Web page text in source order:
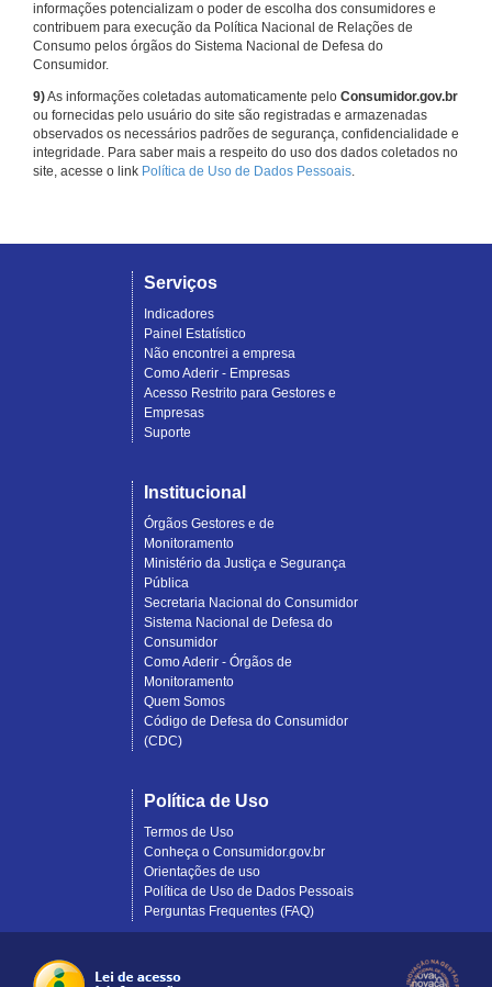
informações potencializam o poder de escolha dos consumidores e
contribuem para execução da Política Nacional de Relações de
Consumo pelos órgãos do Sistema Nacional de Defesa do
Consumidor.
9)As informações coletadas automaticamente pelo Consumidor.gov.br
ou fornecidas pelo usuário do site são registradas e armazenadas
observados os necessários padrões de segurança, confidencialidade e
integridade. Para saber mais a respeito do uso dos dados coletados no
site, acesse o link Política de Uso de Dados Pessoais.
Serviços
Indicadores
Painel Estatístico
Não encontrei a empresa
Como Aderir - Empresas
Acesso Restrito para Gestores e
Empresas
Suporte
Institucional
Órgãos Gestores e de
Monitoramento
Ministério da Justiça e Segurança
Pública
Secretaria Nacional do Consumidor
Sistema Nacional de Defesa do
Consumidor
Como Aderir - Órgãos de
Monitoramento
Quem Somos
Código de Defesa do Consumidor
(CDC)
Política de Uso
Termos de Uso
Conheça o Consumidor.gov.br
Orientações de uso
Política de Uso de Dados Pessoais
Perguntas Frequentes (FAQ)